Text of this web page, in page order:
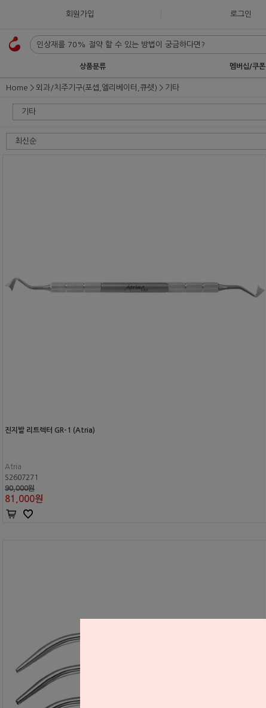
회원가입 로그인
상품분류 멤버십/쿠폰
Home 외과/치주기구(포셉,엘리베이터,큐렛) 기타
진지발 리트렉터 GR-1 (Atria)
Atria
S2607271
90,000원
81,000원